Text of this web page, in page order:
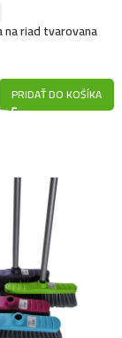
riad tvarovana
PRIDAŤ DO KOŠÍKA